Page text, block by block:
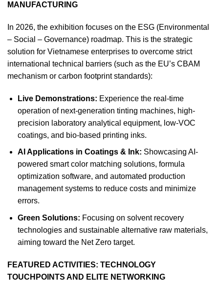
MANUFACTURING
In 2026, the exhibition focuses on the ESG (Environmental
– Social – Governance) roadmap. This is the strategic
solution for Vietnamese enterprises to overcome strict
international technical barriers (such as the EU’s CBAM
mechanism or carbon footprint standards):
Live Demonstrations: Experience the real-time
operation of next-generation tinting machines, high-
precision laboratory analytical equipment, low-VOC
coatings, and bio-based printing inks.
AI Applications in Coatings & Ink: Showcasing AI-
powered smart color matching solutions, formula
optimization software, and automated production
management systems to reduce costs and minimize
errors.
Green Solutions: Focusing on solvent recovery
technologies and sustainable alternative raw materials,
aiming toward the Net Zero target.
FEATURED ACTIVITIES: TECHNOLOGY
TOUCHPOINTS AND ELITE NETWORKING